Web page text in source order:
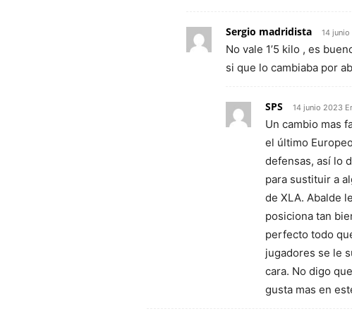
Sergio madridista 14
No vale 1’5 kilo , es
si que lo cambiaba por
SPS 14 junio 2023
Un cambio mas
el último
defensas, así lo
para sustituir a
de XLA. Abalde
posiciona tan
perfecto todo
jugadores se le
cara. No digo
gusta mas en